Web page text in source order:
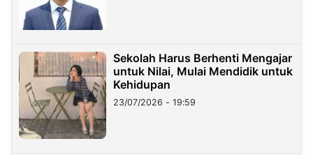
Sekolah Harus Berhenti Mengajar
untuk Nilai, Mulai Mendidik untuk
Kehidupan
23/07/2026 - 19:59